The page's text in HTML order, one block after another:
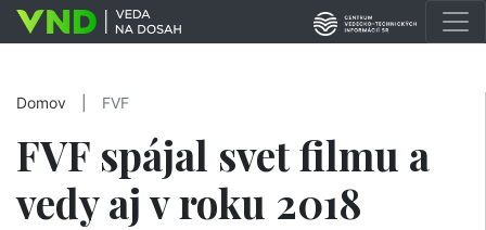
Domov FVF
FVF spájal svet filmu a
vedy aj v roku 2018